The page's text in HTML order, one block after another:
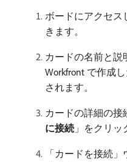
ボードにアクセス
きます。
カードの名前と説
Workfront で作成
されます。
カードの詳細の接
に接続 」をクリッ
「カードを接続